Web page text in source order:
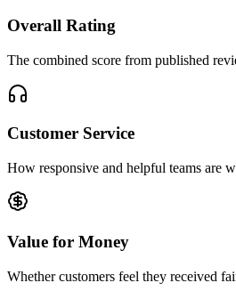
Overall Rating
The combined score from published
Customer Service
How responsive and helpful teams are
Value for Money
Whether customers feel they received